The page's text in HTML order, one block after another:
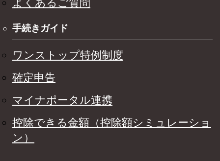
よくあるご質問
手続きガイド
ワンストップ特例制度
確定申告
マイナポータル連携
控除できる金額（控除額シミュレーショ
ン）